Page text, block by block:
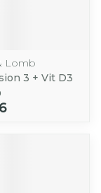
Lomb
3 + Vit D3